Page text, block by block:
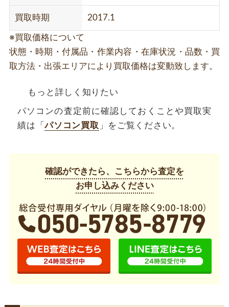
買取時期 2017.1
※買取価格について
状態・時期・付属品・作業内容・在庫状況・品数・買
取方法・出張エリアにより買取価格は変動致します。
もっと詳しく知りたい
パソコンの査定前に確認しておくことや買取実
績は「パソコン買取 」をご覧ください。
確認ができたら、こちらから査定を
お申し込みください